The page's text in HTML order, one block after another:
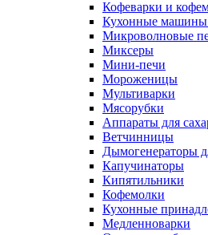
Кофеварки и
Кухонные
Микроволновые
Миксеры
Мини-печи
Мороженицы
Мультиварки
Мясорубки
Аппараты для
Ветчинницы
Дымогенераторы
Капучинаторы
Кипятильники
Кофемолки
Кухонные
Медленноварки